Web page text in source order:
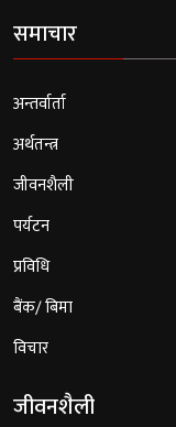
समाचार
अन्तर्वार्ता
अर्थतन्त्र
जीवनशैली
पर्यटन
प्रविधि
बैंक/ बिमा
विचार
जीवनशैली